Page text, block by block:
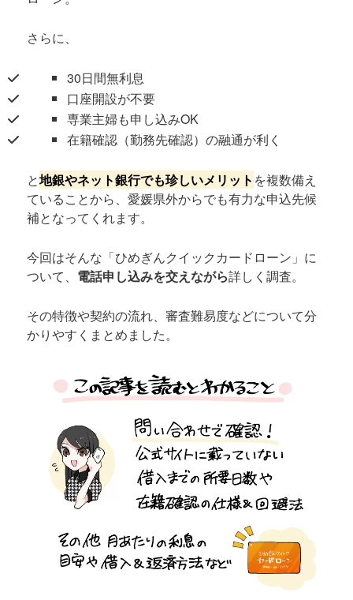
さらに、
30日間無利息
口座開設が不要
専業主婦も申し込みOK
在籍確認（勤務先確認）の融通が利く
と地銀やネット銀行でも珍しいメリット を複数備え
ていることから、愛媛県外からでも有力な申込先候
補となってくれます。
今回はそんな「ひめぎんクイックカードローン」に
ついて、 電話申し込みを交えながら詳しく調査。
その特徴や契約の流れ、審査難易度などについて分
かりやすくまとめました。